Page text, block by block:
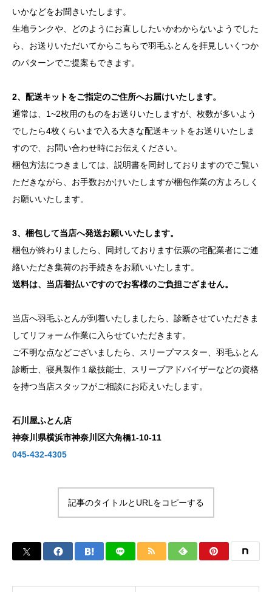
いかなどをお聞きいたします。
生地ランクや、どのようにお直ししたいかわからないようでした
ら、お送りいただいてからこちらで羽毛ふとんを拝見しいくつか
のパターンでご提案もできます。
2、配送キットをご指定のご住所へお届けいたします。
通常は、1~2枚用のものをお送りいたしますが、枚数が多いよう
でしたら4枚くらいまで入る大きな配送キットをお送りいたしま
すので、お問い合わせ時にお伝えください。
梱包方法につきましては、説明書を同封しておりますのでご覧い
ただきながら、お手数おかけいたしますが梱包作業の方よろしく
お願いいたします。
3、梱包して当店へ発送お願いいたします。
梱包が終わりましたら、同封しております伝票の宅配業者にご連
絡いただき集荷のお手続きをお願いいたします。
送料は、当店着払いですのでお客様のご負担ござません。
当店へ羽毛ふとんが到着いたしましたら、診断させていただきま
してリフォーム作業に入らせていただきます。
ご不明な点などございましたら、スリープマスター、羽毛ふとん
診断士、寝具製作１級技能士、スリープアドバイザーなどの資格
を持つ当店スタッフがご相談にお応えいたします。
石川屋ふとん店
神奈川県横浜市神奈川区六角橋1-10-11
045-432-4305
記事のタイトルとURLをコピーする